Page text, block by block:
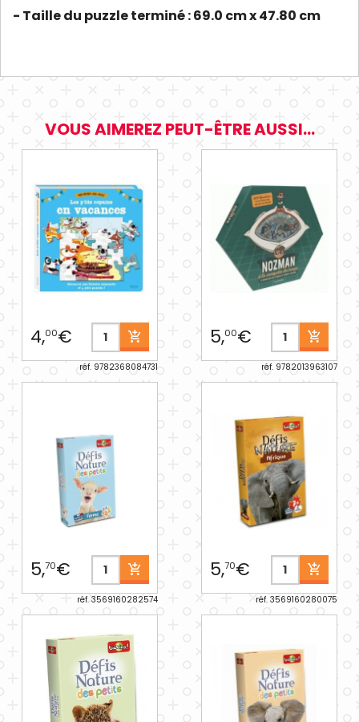
- Taille du puzzle terminé : 69.0 cm x 47.80 cm
VOUS AIMEREZ PEUT-ÊTRE AUSSI...
4,00€
réf. 9782368084731
5,00€
réf. 9782013963107
5,70€
réf. 3569160282574
5,70€
réf. 3569160280075